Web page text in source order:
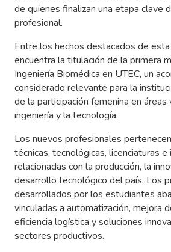
de quienes finalizan una etapa clave
profesional.
Entre los hechos destacados de
encuentra la titulación de la primera
Ingeniería Biomédica en UTEC, un
considerado relevante para la
de la participación femenina en áreas
ingeniería y la tecnología.
Los nuevos profesionales
técnicas, tecnológicas, licenciaturas e
relacionadas con la producción, la
desarrollo tecnológico del país. Los
desarrollados por los estudiantes
vinculadas a automatización, mejora
eficiencia logística y soluciones
sectores productivos.